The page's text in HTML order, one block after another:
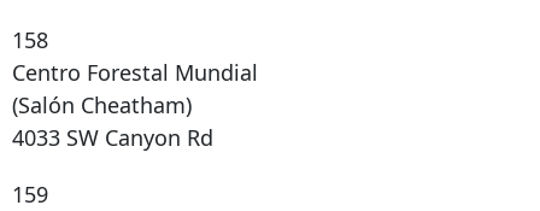
158
Centro Forestal Mundial
(Salón Cheatham)
4033 SW Canyon Rd
159